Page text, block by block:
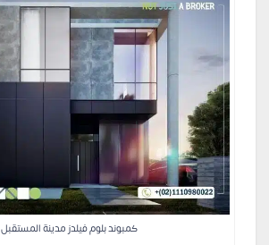
كمبوند بلوم فيلدز مدينة المستقبل